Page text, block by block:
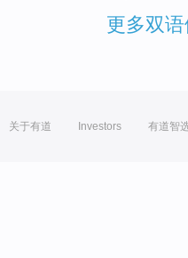
更多双
关于有道 Investors 有道智